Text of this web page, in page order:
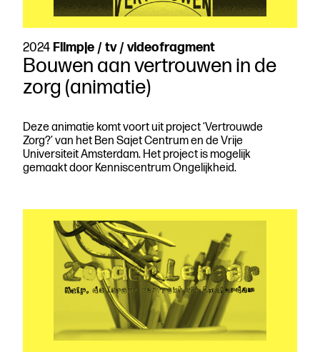
2024 Filmpje / tv / videofragment
Bouwen aan vertrouwen in de
zorg (animatie)
Deze animatie komt voort uit project ‘Vertrouwde
Zorg?’ van het Ben Sajet Centrum en de Vrije
Universiteit Amsterdam. Het project is mogelijk
gemaakt door Kenniscentrum Ongelijkheid.